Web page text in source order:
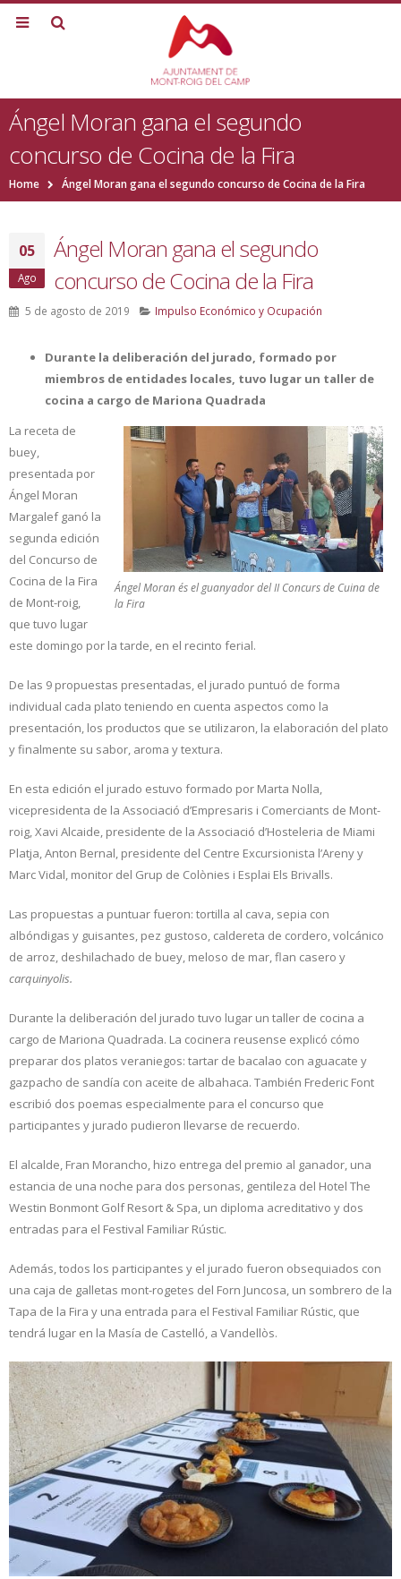
Ángel Moran gana el segundo
concurso de Cocina de la Fira
Home Ángel Moran gana el segundo concurso de Cocina de la Fira
05
Ago
Ángel Moran gana el segundo
concurso de Cocina de la Fira
5 de agosto de 2019 Impulso Económico y Ocupación
Durante la deliberación del jurado, formado por
miembros de entidades locales, tuvo lugar un taller de
cocina a cargo de Mariona Quadrada
Ángel Moran és el guanyador del II Concurs de Cuina de
la Fira
La receta de
buey,
presentada por
Ángel Moran
Margalef ganó la
segunda edición
del Concurso de
Cocina de la Fira
de Mont-roig,
que tuvo lugar
este domingo por la tarde, en el recinto ferial.
De las 9 propuestas presentadas, el jurado puntuó de forma
individual cada plato teniendo en cuenta aspectos como la
presentación, los productos que se utilizaron, la elaboración del plato
y finalmente su sabor, aroma y textura.
En esta edición el jurado estuvo formado por Marta Nolla,
vicepresidenta de la Associació d’Empresaris i Comerciants de Mont-
roig, Xavi Alcaide, presidente de la Associació d’Hosteleria de Miami
Platja, Anton Bernal, presidente del Centre Excursionista l’Areny y
Marc Vidal, monitor del Grup de Colònies i Esplai Els Brivalls.
Las propuestas a puntuar fueron: tortilla al cava, sepia con
albóndigas y guisantes, pez gustoso, caldereta de cordero, volcánico
de arroz, deshilachado de buey, meloso de mar, flan casero y
carquinyolis.
Durante la deliberación del jurado tuvo lugar un taller de cocina a
cargo de Mariona Quadrada. La cocinera reusense explicó cómo
preparar dos platos veraniegos: tartar de bacalao con aguacate y
gazpacho de sandía con aceite de albahaca. También Frederic Font
escribió dos poemas especialmente para el concurso que
participantes y jurado pudieron llevarse de recuerdo.
El alcalde, Fran Morancho, hizo entrega del premio al ganador, una
estancia de una noche para dos personas, gentileza del Hotel The
Westin Bonmont Golf Resort & Spa, un diploma acreditativo y dos
entradas para el Festival Familiar Rústic.
Además, todos los participantes y el jurado fueron obsequiados con
una caja de galletas mont-rogetes del Forn Juncosa, un sombrero de la
Tapa de la Fira y una entrada para el Festival Familiar Rústic, que
tendrá lugar en la Masía de Castelló, a Vandellòs.